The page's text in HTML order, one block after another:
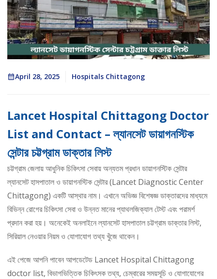
April 28, 2025 Hospitals Chittagong
Lancet Hospital Chittagong Doctor
List and Contact – ল্যানসেট ডায়াগনস্টিক
সেন্টার চট্টগ্রাম ডাক্তার লিস্ট
চট্টগ্রাম জেলায় আধুনিক চিকিৎসা সেবায় অন্যতম প্রধান ডায়াগনস্টিক সেন্টার
ল্যানসেট হাসপাতাল ও ডায়াগনস্টিক সেন্টার (Lancet Diagnostic Center
Chittagong) একটি আস্থার নাম। এখানে অভিজ্ঞ বিশেষজ্ঞ ডাক্তারদের মাধ্যমে
বিভিন্ন রোগের চিকিৎসা সেবা ও উন্নত মানের প্যাথলজিক্যাল টেস্ট এবং পরামর্শ
প্রদান করা হয়। অনেকেই অনলাইনে ল্যানসেট হাসপাতাল চট্টগ্রাম ডাক্তার লিস্ট,
সিরিয়াল নেওয়ার নিয়ম ও যোগাযোগ তথ্য খুঁজে থাকেন।
এই পেজে আপনি পাবেন আপডেটেড Lancet Hospital Chittagong
doctor list, বিভাগভিত্তিক চিকিৎসক তথ্য, চেম্বারের সময়সূচি ও যোগাযোগের